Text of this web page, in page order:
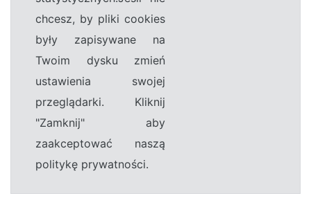
chcesz, by pliki cookies
były zapisywane na
Twoim dysku zmień
ustawienia swojej
przeglądarki. Kliknij
"Zamknij" aby
zaakceptować naszą
politykę prywatności.